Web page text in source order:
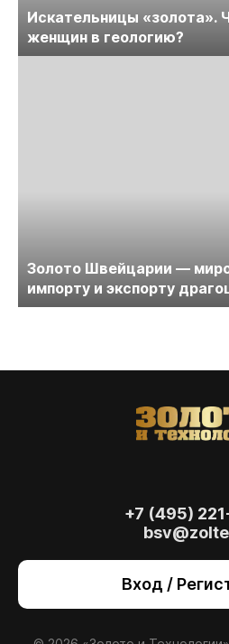
Искательницы «золота».
женщин в геологию?
Золото Швейцарии —
импорту и экспорту
+7 (495)
Вход /
также для анализа